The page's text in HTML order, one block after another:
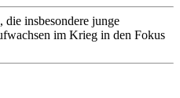
insbesondere junge
im Krieg in den Fokus